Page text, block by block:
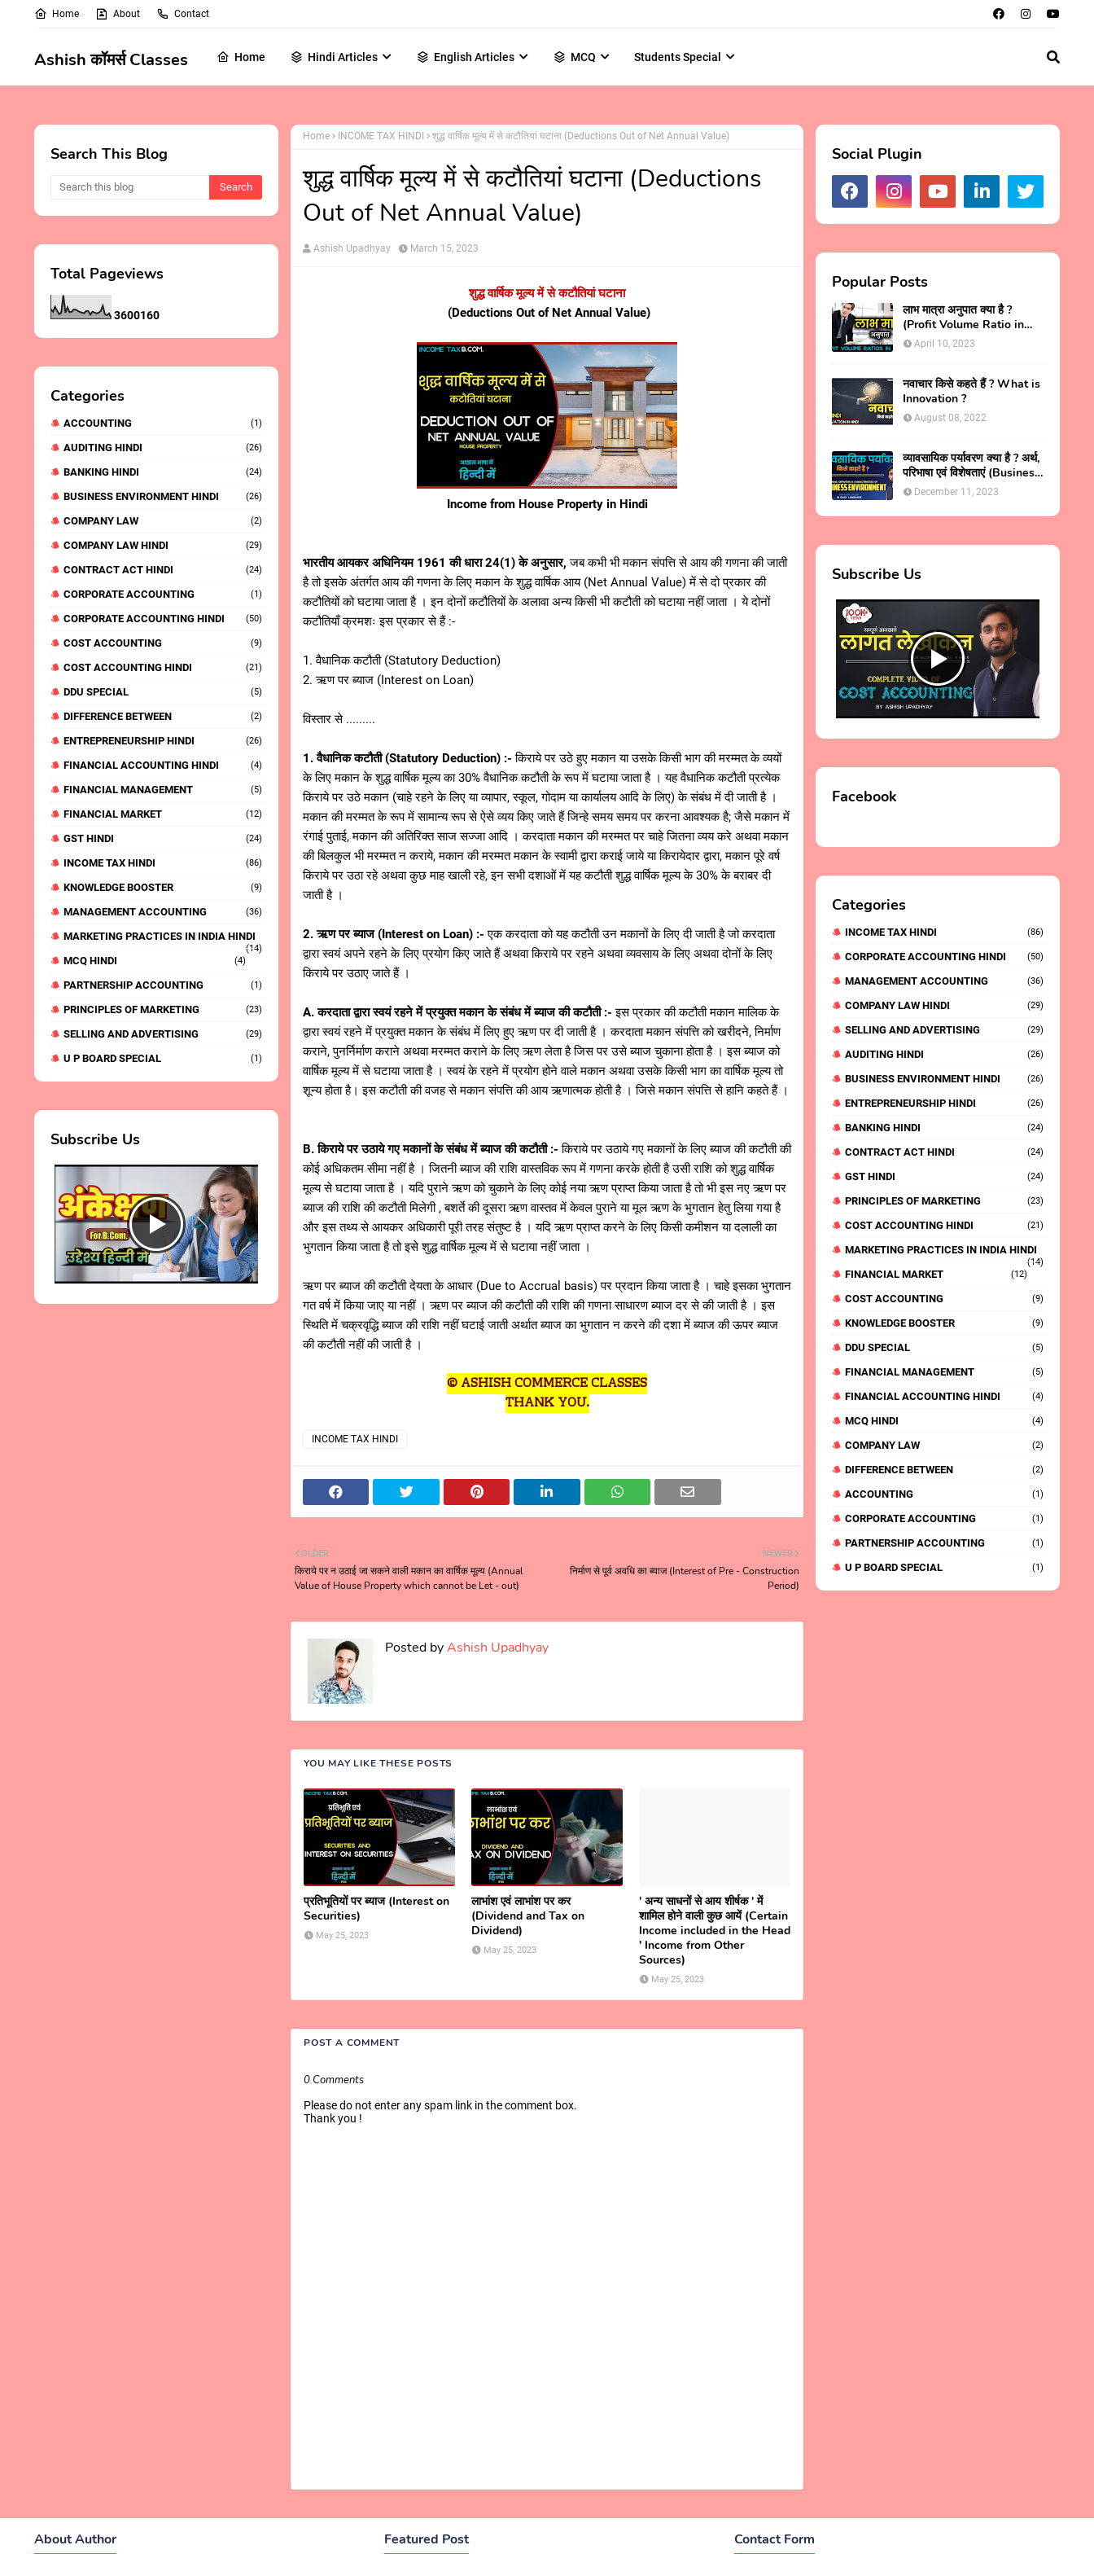
Home About Contact
Ashish कॉमर्स Classes Home Hindi Articles English Articles MCQ Students Special
Search This Blog
Total Pageviews
3600160
Categories
ACCOUNTING (1)
AUDITING HINDI (26)
BANKING HINDI (24)
BUSINESS ENVIRONMENT HINDI (26)
COMPANY LAW (2)
COMPANY LAW HINDI (29)
CONTRACT ACT HINDI (24)
CORPORATE ACCOUNTING (1)
CORPORATE ACCOUNTING HINDI (50)
COST ACCOUNTING (9)
COST ACCOUNTING HINDI (21)
DDU SPECIAL (5)
DIFFERENCE BETWEEN (2)
ENTREPRENEURSHIP HINDI (26)
FINANCIAL ACCOUNTING HINDI (4)
FINANCIAL MANAGEMENT (5)
FINANCIAL MARKET (12)
GST HINDI (24)
INCOME TAX HINDI (86)
KNOWLEDGE BOOSTER (9)
MANAGEMENT ACCOUNTING (36)
MARKETING PRACTICES IN INDIA HINDI
(14)
MCQ HINDI (4)
PARTNERSHIP ACCOUNTING (1)
PRINCIPLES OF MARKETING (23)
SELLING AND ADVERTISING (29)
U P BOARD SPECIAL (1)
Subscribe Us
Home INCOME TAX HINDI शुद्ध वार्षिक मूल्य में से कटौतियां घटाना (Deductions Out of Net Annual Value)
शुद्ध वार्षिक मूल्य में से कटौतियां घटाना (Deductions
Out of Net Annual Value)
Ashish Upadhyay March 15, 2023
शुद्ध वार्षिक मूल्य में से कटौतियां घटाना
(Deductions Out of Net Annual Value)
Income from House Property in Hindi
भारतीय आयकर अधिनियम 1961 की धारा 24(1) के अनुसार,जब कभी भी मकान संपत्ति से आय की गणना की जाती
है तो इसके अंतर्गत आय की गणना के लिए मकान के शुद्ध वार्षिक आय (Net Annual Value) में से दो प्रकार की
कटौतियों को घटाया जाता है । इन दोनों कटौतियों के अलावा अन्य किसी भी कटौती को घटाया नहीं जाता । ये दोनों
कटौतियाँ क्रमशः इस प्रकार से हैं :-
1. वैधानिक कटौती (Statutory Deduction)
2. ऋण पर ब्याज (Interest on Loan)
विस्तार से .........
1. वैधानिक कटौती (Statutory Deduction) :- किराये पर उठे हुए मकान या उसके किसी भाग की मरम्मत के व्ययों
के लिए मकान के शुद्ध वार्षिक मूल्य का 30% वैधानिक कटौती के रूप में घटाया जाता है । यह वैधानिक कटौती प्रत्येक
किराये पर उठे मकान (चाहे रहने के लिए या व्यापार, स्कूल, गोदाम या कार्यालय आदि के लिए) के संबंध में दी जाती है ।
मकान की मरम्मत के रूप में सामान्य रूप से ऐसे व्यय किए जाते हैं जिन्हे समय समय पर करना आवश्यक है; जैसे मकान में
रंगाई पुताई, मकान की अतिरिक्त साज सज्जा आदि । करदाता मकान की मरम्मत पर चाहे जितना व्यय करे अथवा मकान
की बिलकुल भी मरम्मत न कराये, मकान की मरम्मत मकान के स्वामी द्वारा कराई जाये या किरायेदार द्वारा, मकान पूरे वर्ष
किराये पर उठा रहे अथवा कुछ माह खाली रहे, इन सभी दशाओं में यह कटौती शुद्ध वार्षिक मूल्य के 30% के बराबर दी
जाती है ।
2. ऋण पर ब्याज (Interest on Loan) :-एक करदाता को यह कटौती उन मकानों के लिए दी जाती है जो करदाता
द्वारा स्वयं अपने रहने के लिए प्रयोग किए जाते हैं अथवा किराये पर रहने अथवा व्यवसाय के लिए अथवा दोनों के लिए
किराये पर उठाए जाते हैं ।
A. करदाता द्वारा स्वयं रहने में प्रयुक्त मकान के संबंध में ब्याज की कटौती :- इस प्रकार की कटौती मकान मालिक के
द्वारा स्वयं रहने में प्रयुक्त मकान के संबंध में लिए हुए ऋण पर दी जाती है । करदाता मकान संपत्ति को खरीदने, निर्माण
कराने, पुनर्निर्माण कराने अथवा मरम्मत कराने के लिए ऋण लेता है जिस पर उसे ब्याज चुकाना होता है । इस ब्याज को
वार्षिक मूल्य में से घटाया जाता है । स्वयं के रहने में प्रयोग होने वाले मकान अथवा उसके किसी भाग का वार्षिक मूल्य तो
शून्य होता है। इस कटौती की वजह से मकान संपत्ति की आय ऋणात्मक होती है । जिसे मकान संपत्ति से हानि कहते हैं ।
B. किराये पर उठाये गए मकानों के संबंध में ब्याज की कटौती :-किराये पर उठाये गए मकानों के लिए ब्याज की कटौती की
कोई अधिकतम सीमा नहीं है । जितनी ब्याज की राशि वास्तविक रूप में गणना करके होती है उसी राशि को शुद्ध वार्षिक
मूल्य से घटाया जाता है । यदि पुराने ऋण को चुकाने के लिए कोई नया ऋण प्राप्त किया जाता है तो भी इस नए ऋण पर
ब्याज की राशि की कटौती मिलेगी , बशर्ते की दूसरा ऋण वास्तव में केवल पुराने या मूल ऋण के भुगतान हेतु लिया गया है
और इस तथ्य से आयकर अधिकारी पूरी तरह संतुष्ट है । यदि ऋण प्राप्त करने के लिए किसी कमीशन या दलाली का
भुगतान किया जाता है तो इसे शुद्ध वार्षिक मूल्य में से घटाया नहीं जाता ।
ऋण पर ब्याज की कटौती देयता के आधार (Due to Accrual basis) पर प्रदान किया जाता है । चाहे इसका भुगतान
गत वर्ष में किया जाए या नहीं । ऋण पर ब्याज की कटौती की राशि की गणना साधारण ब्याज दर से की जाती है । इस
स्थिति में चक्रवृद्धि ब्याज की राशि नहीं घटाई जाती अर्थात ब्याज का भुगतान न करने की दशा में ब्याज की ऊपर ब्याज
की कटौती नहीं की जाती है ।
© ASHISH COMMERCE CLASSES
THANK YOU.
INCOME TAX HINDI
NEWER
निर्माण से पूर्व अवधि का ब्याज (Interest of Pre - Construction
Period)
OLDER
किराये पर न उठाई जा सकने वाली मकान का वार्षिक मूल्य (Annual
Value of House Property which cannot be Let - out)
Posted byAshish Upadhyay
YOU MAY LIKE THESE POSTS
प्रतिभूतियों पर ब्याज (Interest on
Securities)
May 25, 2023
लाभांश एवं लाभांश पर कर
(Dividend and Tax on
Dividend)
May 25, 2023
' अन्य साधनों से आय शीर्षक ' में
शामिल होने वाली कुछ आयें (Certain
Income included in the Head
' Income from Other
Sources)
May 25, 2023
POST A COMMENT
0 Comments
Please do not enter any spam link in the comment box.
Thank you !
Social Plugin
Popular Posts
लाभ मात्रा अनुपात क्या है ?
(Profit Volume Ratio in
Hindi)
April 10, 2023
नवाचार किसे कहते हैं ? What is
Innovation ?
August 08, 2022
व्यावसायिक पर्यावरण क्या है ? अर्थ,
परिभाषा एवं विशेषताएं (Business
Environment in Hindi )
December 11, 2023
Subscribe Us
Facebook
Categories
INCOME TAX HINDI (86)
CORPORATE ACCOUNTING HINDI (50)
MANAGEMENT ACCOUNTING (36)
COMPANY LAW HINDI (29)
SELLING AND ADVERTISING (29)
AUDITING HINDI (26)
BUSINESS ENVIRONMENT HINDI (26)
ENTREPRENEURSHIP HINDI (26)
BANKING HINDI (24)
CONTRACT ACT HINDI (24)
GST HINDI (24)
PRINCIPLES OF MARKETING (23)
COST ACCOUNTING HINDI (21)
MARKETING PRACTICES IN INDIA HINDI
(14)
FINANCIAL MARKET (12)
COST ACCOUNTING (9)
KNOWLEDGE BOOSTER (9)
DDU SPECIAL (5)
FINANCIAL MANAGEMENT (5)
FINANCIAL ACCOUNTING HINDI (4)
MCQ HINDI (4)
COMPANY LAW (2)
DIFFERENCE BETWEEN (2)
ACCOUNTING (1)
CORPORATE ACCOUNTING (1)
PARTNERSHIP ACCOUNTING (1)
U P BOARD SPECIAL (1)
About Author Featured Post Contact Form